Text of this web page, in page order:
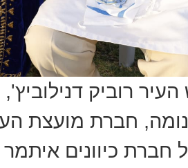
רוביק
חברת מועצת
חברת כיוונים